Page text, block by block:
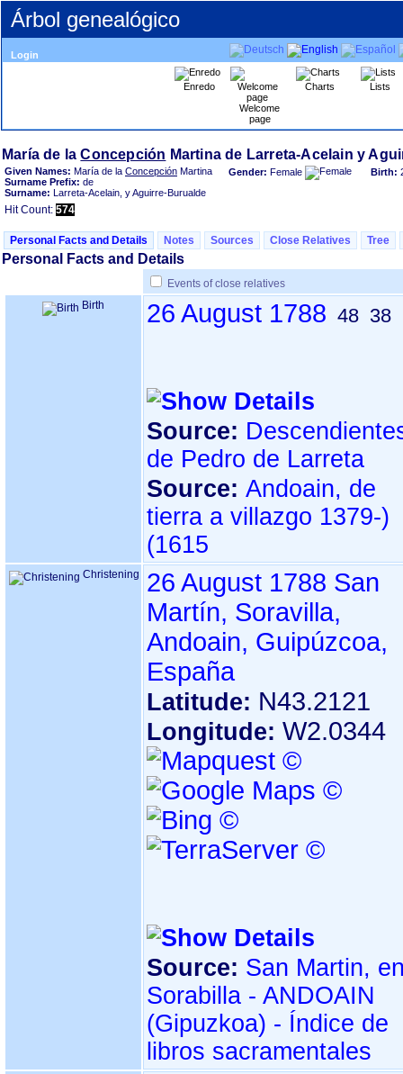
Árbol genealógico
Login
Enredo
Welcome
page
Charts Lists
María de laConcepción
Given Names: María de la Concepción Martina
Surname Prefix: de
Surname: Larreta-Acelain, y Aguirre-Burualde
Gender: Female Birth:
Hit Count: 574
Personal Facts and Details Notes Sources Close Relatives Tree
Personal Facts and Details
Events of close relatives
Birth
26 August 1788 48 38
Source:
de Pedro de Larreta
Source: Andoain, de
tierra a villazgo ‏(1379-
1615)‏
Christening 26 August 1788 San
Martín, Soravilla,
Andoain, Guipúzcoa,
España
Latitude: N43.2121
Longitude: W2.0344
Source: San Martin,
Sorabilla - ANDOAIN
libros sacramentales